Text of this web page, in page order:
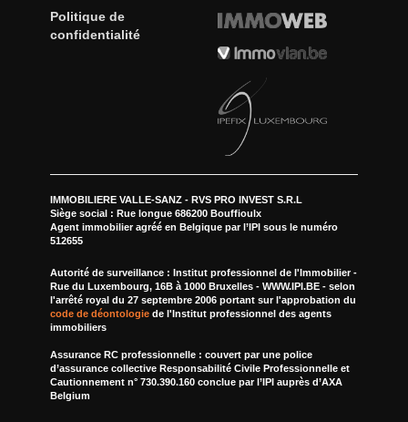
Politique de
confidentialité
IMMOBILIERE VALLE-SANZ - RVS PRO INVEST S.R.L
Siège social : Rue longue 686200 Bouffioulx
Agent immobilier agréé en Belgique par l’IPI sous le numéro
512655
Autorité de surveillance : Institut professionnel de l'Immobilier -
Rue du Luxembourg, 16B à 1000 Bruxelles - WWW.IPI.BE - selon
l'arrêté royal du 27 septembre 2006 portant sur l'approbation du
code de déontologie de l'Institut professionnel des agents
immobiliers
Assurance RC professionnelle : couvert par une police
d’assurance collective Responsabilité Civile Professionnelle et
Cautionnement n° 730.390.160 conclue par l’IPI auprès d’AXA
Belgium